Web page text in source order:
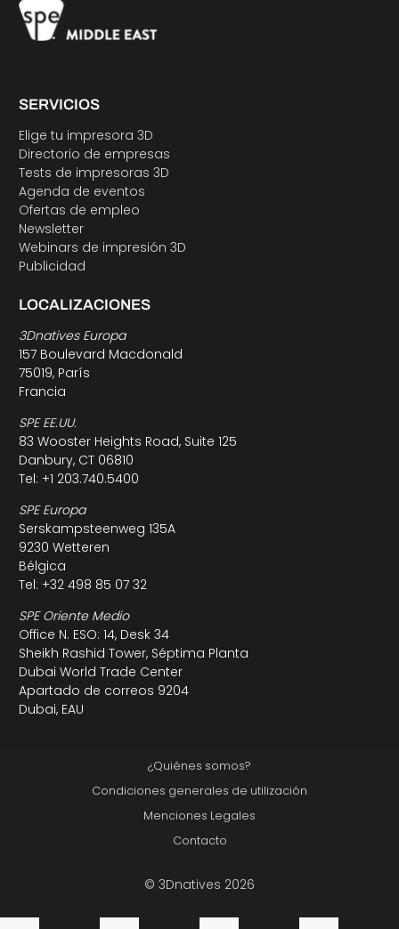
SERVICIOS
Elige tu impresora 3D
Directorio de empresas
Tests de impresoras 3D
Agenda de eventos
Ofertas de empleo
Newsletter
Webinars de impresión 3D
Publicidad
LOCALIZACIONES
3Dnatives Europa
157 Boulevard Macdonald
75019, París
Francia
SPE EE.UU.
83 Wooster Heights Road, Suite 125
Danbury, CT 06810
Tel: +1 203.740.5400
SPE Europa
Serskampsteenweg 135A
9230 Wetteren
Bélgica
Tel: +32 498 85 07 32
SPE Oriente Medio
Office N. ESO: 14, Desk 34
Sheikh Rashid Tower, Séptima Planta
Dubai World Trade Center
Apartado de correos 9204
Dubai, EAU
¿Quiénes somos?
Condiciones generales de utilización
Menciones Legales
Contacto
© 3Dnatives 2026